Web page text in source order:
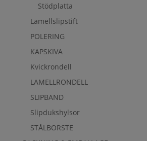
Stödplatta
Lamellslipstift
POLERING
KAPSKIVA
Kvickrondell
LAMELLRONDELL
SLIPBAND
Slipdukshylsor
STÅLBORSTE